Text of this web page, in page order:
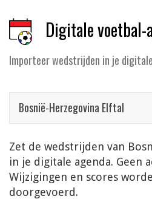
Digitale voetbal-
Importeer wedstrijden in je
Bosnië-Herzegovina Elftal
Zet de wedstrijden van
in je digitale agenda. Geen
Wijzigingen en scores
doorgevoerd.